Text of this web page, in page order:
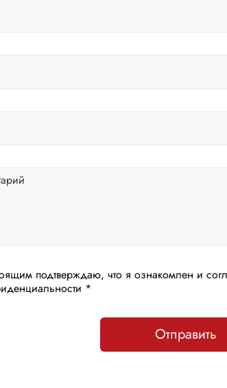
подтверждаю, что я ознакомлен и
*
Отправить